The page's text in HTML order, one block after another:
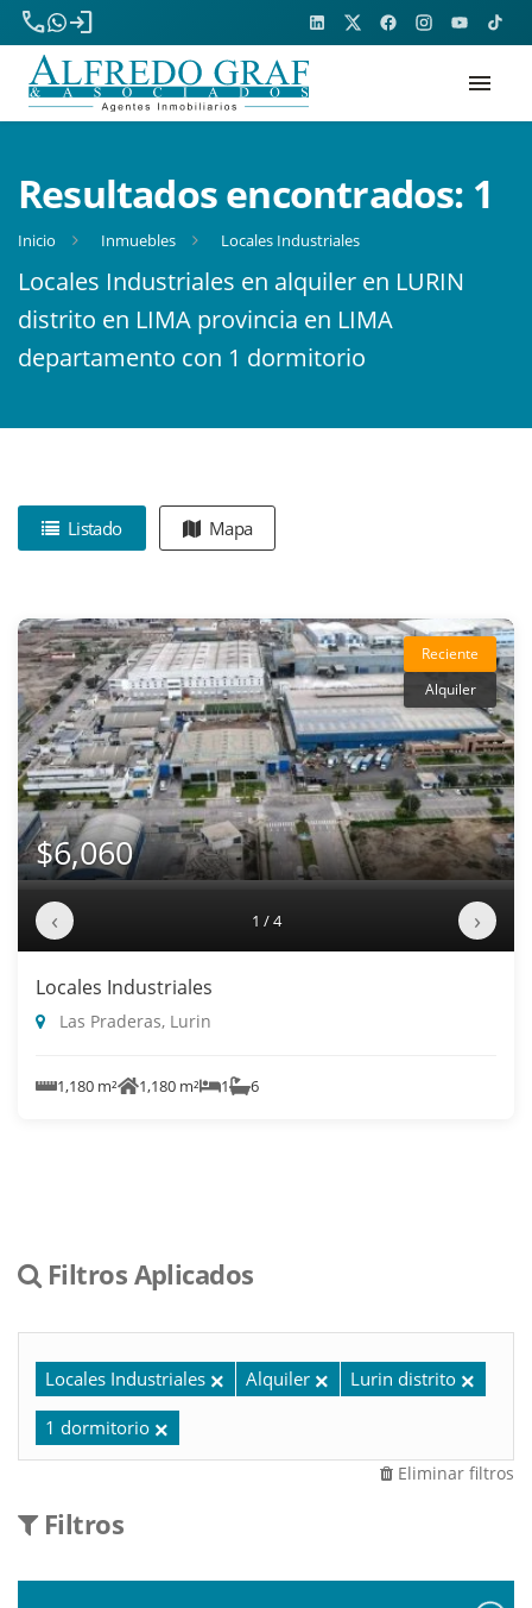
phone
login
menu
Resultados encontrados: 1
Inicio Inmuebles Locales Industriales
Locales Industriales en alquiler en LURIN
distrito en LIMA provincia en LIMA
departamento con 1 dormitorio
Listado Mapa
Reciente
Alquiler
$6,060
‹ 1 / 4 ›
Locales Industriales
Las Praderas, Lurin
1,180 m² 1,180 m² 1 6
Filtros Aplicados
Locales Industriales Alquiler Lurin distrito
1 dormitorio
Eliminar filtros
Filtros